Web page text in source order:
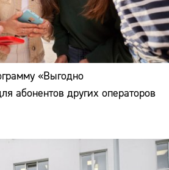
«Выгодно
абонентов других операторов